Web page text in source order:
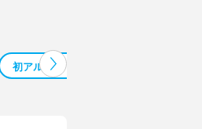
初アルバイト